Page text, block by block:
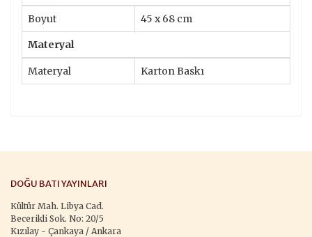
Boyut 45 x 68 cm
Materyal
Materyal Karton Baskı
DOĞU BATI YAYINLARI
Kültür Mah. Libya Cad.
Becerikli Sok. No: 20/5
Kızılay - Çankaya / Ankara